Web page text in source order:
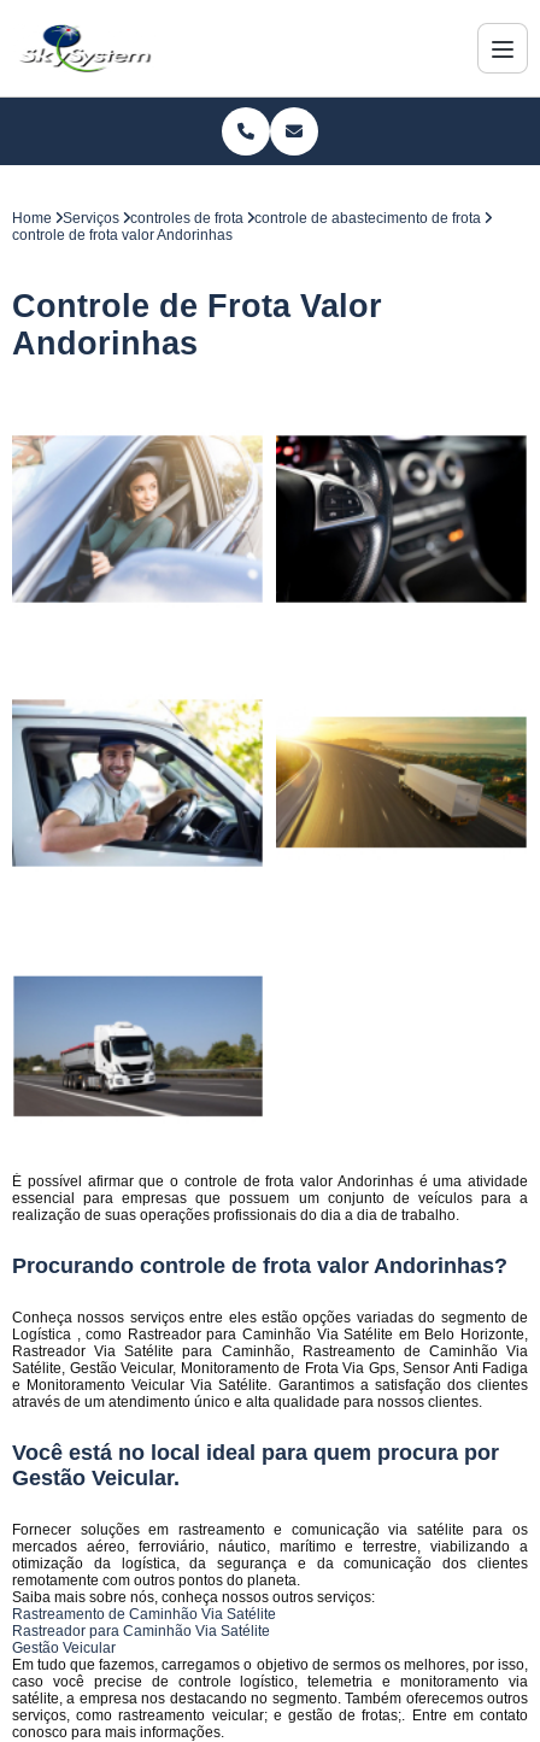
Home Serviços controles de frota
controle de abastecimento de frota
controle de frota valor Andorinhas
Controle de Frota Valor
Andorinhas
É possível afirmar que o controle de frota valor Andorinhas é uma atividade
essencial para empresas que possuem um conjunto de veículos para a
realização de suas operações profissionais do dia a dia de trabalho.
Procurando controle de frota valor Andorinhas?
Conheça nossos serviços entre eles estão opções variadas do segmento de
Logística , como Rastreador para Caminhão Via Satélite em Belo Horizonte,
Rastreador Via Satélite para Caminhão, Rastreamento de Caminhão Via
Satélite, Gestão Veicular, Monitoramento de Frota Via Gps, Sensor Anti Fadiga
e Monitoramento Veicular Via Satélite. Garantimos a satisfação dos clientes
através de um atendimento único e alta qualidade para nossos clientes.
Você está no local ideal para quem procura por
Gestão Veicular.
Fornecer soluções em rastreamento e comunicação via satélite para os
mercados aéreo, ferroviário, náutico, marítimo e terrestre, viabilizando a
otimização da logística, da segurança e da comunicação dos clientes
remotamente com outros pontos do planeta.
Saiba mais sobre nós, conheça nossos outros serviços:
Rastreamento de Caminhão Via Satélite
Rastreador para Caminhão Via Satélite
Gestão Veicular
Em tudo que fazemos, carregamos o objetivo de sermos os melhores, por isso,
caso você precise de controle logístico, telemetria e monitoramento via
satélite, a empresa nos destacando no segmento. Também oferecemos outros
serviços, como rastreamento veicular; e gestão de frotas;. Entre em contato
conosco para mais informações.